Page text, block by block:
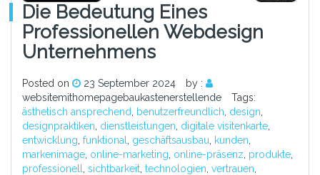
Die Bedeutung Eines
Professionellen Webdesign
Unternehmens
Posted on 23 September 2024
by :
websitemithomepagebaukastenerstellende
Tags:
ästhetisch ansprechend
benutzerfreundlich design
designpraktiken dienstleistungen digitale visitenkarte
entwicklung funktional geschäftsausbau kunden
markenimage online-marketing online-präsenz produkte
professionell
sichtbarkeit technologien vertrauen